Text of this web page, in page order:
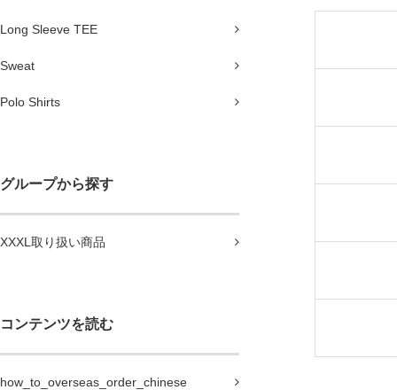
Long Sleeve TEE
Sweat
Polo Shirts
グループから探す
XXXL取り扱い商品
コンテンツを読む
how_to_overseas_order_chinese